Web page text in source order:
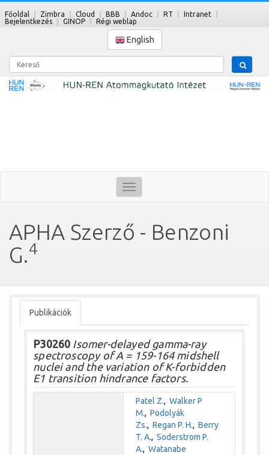
Főoldal Zimbra Cloud BBB Andoc RT
Intranet
Bejelentkezés
GINOP Régi weblap
English
Kereső
Toggle
navigation
APHA Szerző - Benzoni
G.4
Publikációk
P30260 Isomer-delayed gamma-ray
spectroscopy of A = 159-164 midshell
nuclei and the variation of K-forbidden
E1 transition hindrance factors.
Patel Z.,Walker P
M.,Podolyák
Zs.,Regan P. H.,Berry
T. A.,Soderstrom P.
A.,Watanabe